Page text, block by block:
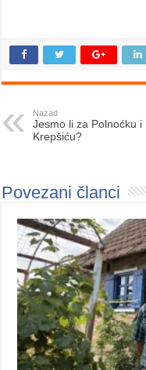
Nazad
Jesmo li za Polnoćku i
Krepšiću?
Povezani članci